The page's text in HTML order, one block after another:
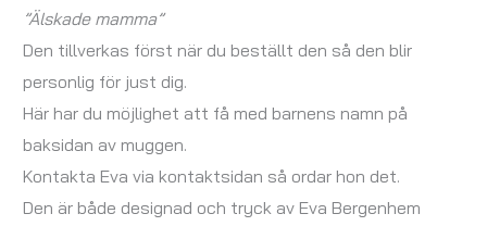
”Älskade mamma”
Den tillverkas först när du beställt den så den blir
personlig för just dig.
Här har du möjlighet att få med barnens namn på
baksidan av muggen.
Kontakta Eva via kontaktsidan så ordar hon det.
Den är både designad och tryck av Eva Bergenhem